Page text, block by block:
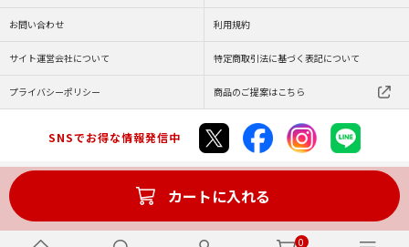
0
カートに入れる
お問い合わせ 利用規約
サイト運営会社について 特定商取引法に基づく表記について
プライバシーポリシー 商品のご提案はこちら
SNSでお得な情報発信中